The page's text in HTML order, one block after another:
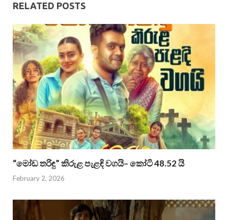
RELATED POSTS
“මෝඩ තරිඳු” කිරුළ පැළඳි වගයි– කෝටි 48.52 යි
February 2, 2026